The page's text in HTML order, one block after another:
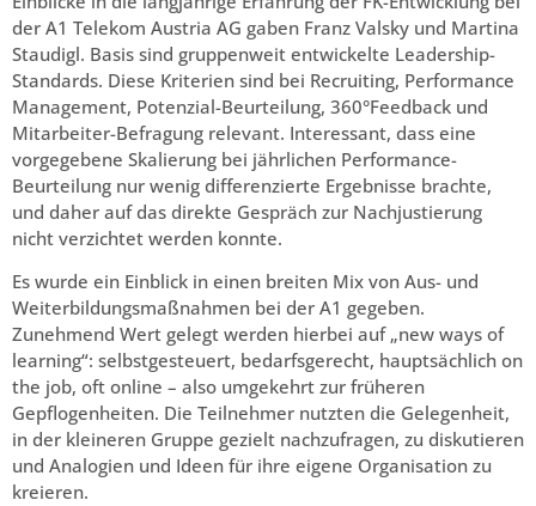
der A1 Telekom Austria AG gaben Franz Valsky und Martina
Staudigl. Basis sind gruppenweit entwickelte Leadership-
Standards. Diese Kriterien sind bei Recruiting, Performance
Management, Potenzial-Beurteilung, 360°Feedback und
Mitarbeiter-Befragung relevant. Interessant, dass eine
vorgegebene Skalierung bei jährlichen Performance-
Beurteilung nur wenig differenzierte Ergebnisse brachte,
und daher auf das direkte Gespräch zur Nachjustierung
nicht verzichtet werden konnte.
Es wurde ein Einblick in einen breiten Mix von Aus- und
Weiterbildungsmaßnahmen bei der A1 gegeben.
Zunehmend Wert gelegt werden hierbei auf „new ways of
learning“: selbstgesteuert, bedarfsgerecht, hauptsächlich on
the job, oft online – also umgekehrt zur früheren
Gepflogenheiten. Die Teilnehmer nutzten die Gelegenheit,
in der kleineren Gruppe gezielt nachzufragen, zu diskutieren
und Analogien und Ideen für ihre eigene Organisation zu
kreieren.